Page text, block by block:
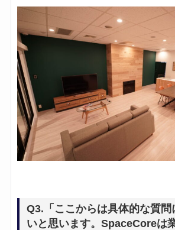
Q3.「ここからは具体的な質問
いと思います。SpaceCoreは